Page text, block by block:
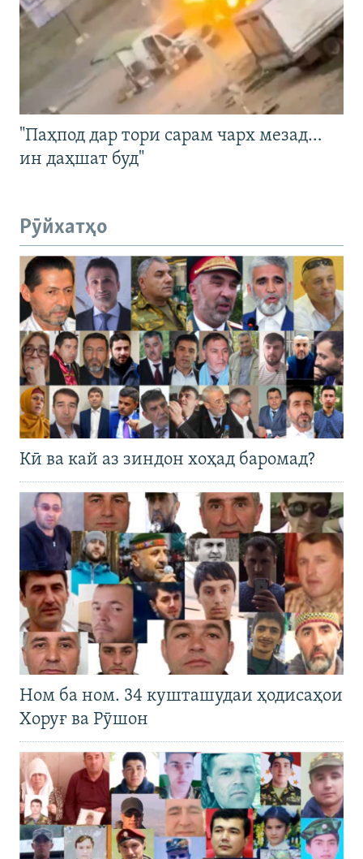
"Паҳпод дар тори сарам чарх мезад…
ин даҳшат буд"
Рӯйхатҳо
Кӣ ва кай аз зиндон хоҳад баромад?
Ном ба ном. 34 кушташудаи ҳодисаҳои
Хоруғ ва Рӯшон